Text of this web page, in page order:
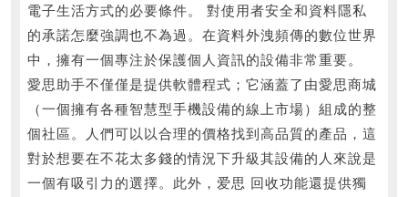
電子生活方式的必要條件。 對使用者安全和資料隱私
的承諾怎麼強調也不為過。在資料外洩頻傳的數位世界
中，擁有一個專注於保護個人資訊的設備非常重要。
愛思助手不僅僅是提供軟體程式；它涵蓋了由愛思商城
（一個擁有各種智慧型手機設備的線上市場）組成的整
個社區。人們可以以合理的價格找到高品質的產品，這
對於想要在不花太多錢的情況下升級其設備的人來說是
一個有吸引力的選擇。此外，爱思 回收功能還提供獨